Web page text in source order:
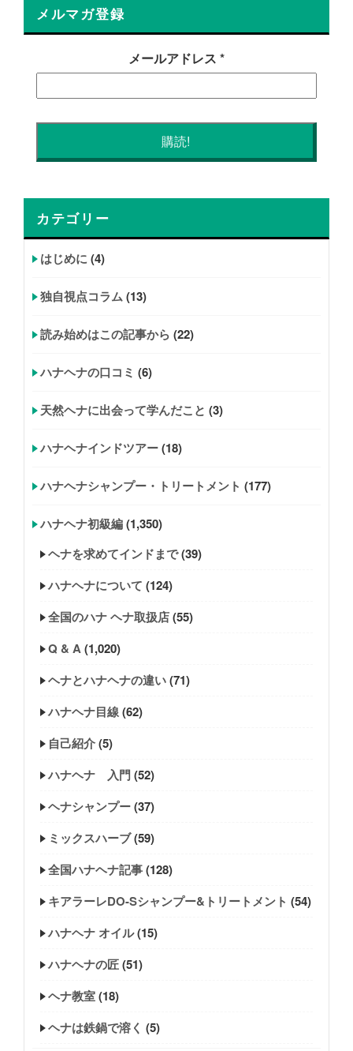
メルマガ登録
メールアドレス *
カテゴリー
はじめに(4)
独自視点コラム(13)
読み始めはこの記事から (22)
ハナヘナの口コミ (6)
天然ヘナに出会って学んだこと (3)
ハナヘナインドツアー(18)
ハナヘナシャンプー・トリートメント (177)
ハナヘナ初級編(1,350)
ヘナを求めてインドまで(39)
ハナヘナについて (124)
全国のハナ ヘナ取扱店(55)
Q & A(1,020)
ヘナとハナヘナの違い(71)
ハナヘナ目線(62)
自己紹介(5)
ハナヘナ 入門(52)
ヘナシャンプー(37)
ミックスハーブ(59)
全国ハナヘナ記事(128)
キアラーレDO-Sシャンプー&トリートメント (54)
ハナヘナ オイル(15)
ハナヘナの匠(51)
ヘナ教室(18)
ヘナは鉄鍋で溶く (5)